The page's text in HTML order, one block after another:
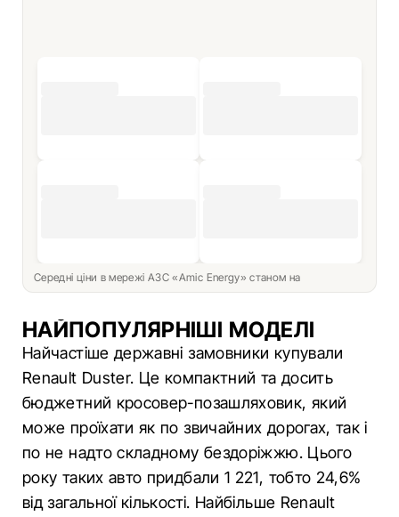
Середні ціни в мережі АЗС «Amic Energy» станом на
НАЙПОПУЛЯРНІШІ МОДЕЛІ
Найчастіше державні замовники купували
Renault Duster. Це компактний та досить
бюджетний кросовер-позашляховик, який
може проїхати як по звичайних дорогах, так і
по не надто складному бездоріжжю. Цього
року таких авто придбали 1 221, тобто 24,6%
від загальної кількості. Найбільше Renault